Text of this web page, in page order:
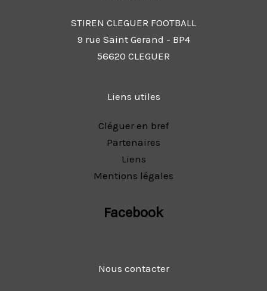
STIREN CLEGUER FOOTBALL
9 rue Saint Gerand - BP4
56620 CLEGUER
Liens utiles
Cléguer en bref
Partenaires
Liens
Mentions légales
Facebook
Nous contacter